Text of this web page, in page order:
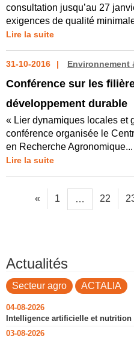
consultation jusqu’au 27
exigences de qualité
Lire la suite
31-10-2016 Environnement
Conférence sur les
développement durable
« Lier dynamiques locales et
conférence organisée le
en Recherche Agronomique...
Lire la suite
« 1 … 22
Actualités
Secteur agro ACTALIA
04-08-2026
Intelligence artificielle et nutrition
03-08-2026